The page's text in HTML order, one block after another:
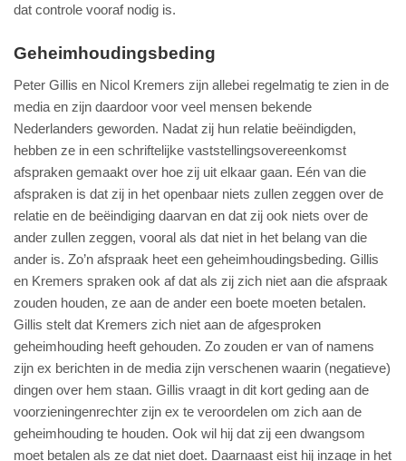
dat controle vooraf nodig is.
Geheimhoudingsbeding
Peter Gillis en Nicol Kremers zijn allebei regelmatig te zien in de
media en zijn daardoor voor veel mensen bekende
Nederlanders geworden. Nadat zij hun relatie beëindigden,
hebben ze in een schriftelijke vaststellingsovereenkomst
afspraken gemaakt over hoe zij uit elkaar gaan. Eén van die
afspraken is dat zij in het openbaar niets zullen zeggen over de
relatie en de beëindiging daarvan en dat zij ook niets over de
ander zullen zeggen, vooral als dat niet in het belang van die
ander is. Zo’n afspraak heet een geheimhoudingsbeding. Gillis
en Kremers spraken ook af dat als zij zich niet aan die afspraak
zouden houden, ze aan de ander een boete moeten betalen.
Gillis stelt dat Kremers zich niet aan de afgesproken
geheimhouding heeft gehouden. Zo zouden er van of namens
zijn ex berichten in de media zijn verschenen waarin (negatieve)
dingen over hem staan. Gillis vraagt in dit kort geding aan de
voorzieningenrechter zijn ex te veroordelen om zich aan de
geheimhouding te houden. Ook wil hij dat zij een dwangsom
moet betalen als ze dat niet doet. Daarnaast eist hij inzage in het